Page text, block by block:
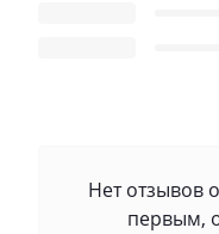
Нет отзывов
первым,